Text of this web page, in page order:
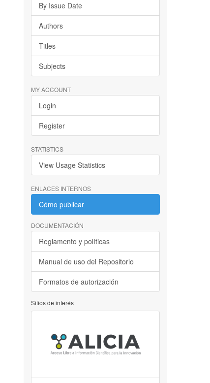
By Issue Date
Authors
Titles
Subjects
MY ACCOUNT
Login
Register
STATISTICS
View Usage Statistics
ENLACES INTERNOS
Cómo publicar
DOCUMENTACIÓN
Reglamento y políticas
Manual de uso del Repositorio
Formatos de autorización
Sitios de interés